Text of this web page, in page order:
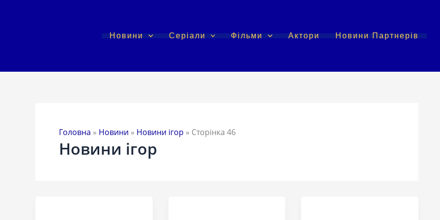
Новини Серіали Фільми Актори Новини Партнерів
Головна » Новини » Новини ігор » Сторінка 46
Новини ігор